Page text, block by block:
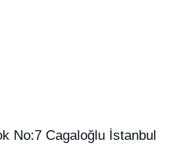
No:7 Cagaloğlu İstanbul